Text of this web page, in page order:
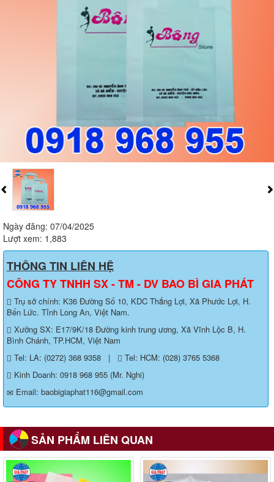
Ngày đăng: 07/04/2025
Lượt xem: 1,883
THÔNG TIN LIÊN HỆ
CÔNG TY TNHH SX - TM - DV BAO BÌ GIA PHÁT
Trụ sở chính: K36 Đường Số 10, KDC Thắng Lợi, Xã Phước Lợi, H.
Bến Lức. Tỉnh Long An, Việt Nam.
Xưởng SX: E17/9K/18 Đường kinh trung ương, Xã Vĩnh Lộc B, H.
Bình Chánh, TP.HCM, Việt Nam
Tel: LA: (0272) 368 9358 |
Tel: HCM: (028) 3765 5368
Kinh Doanh: 0918 968 955 (Mr. Nghi)
Email: baobigiaphat116@gmail.com
SẢN PHẨM LIÊN QUAN